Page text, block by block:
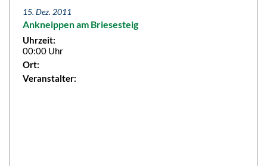
15. Dez. 2011
Ankneippen am Briesesteig
Uhrzeit:
00:00 Uhr
Ort:
Veranstalter: